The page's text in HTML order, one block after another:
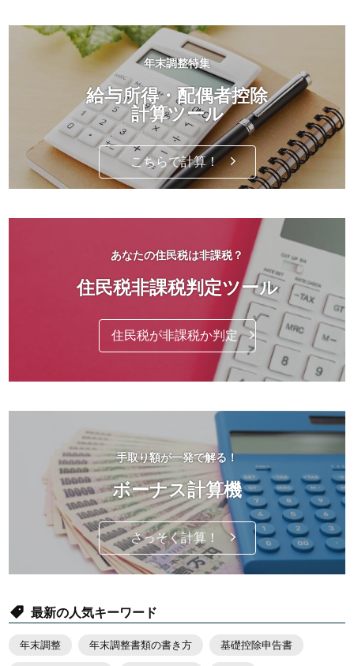
年末調整特集
給与所得・配偶者控除
計算ツール
こちらで計算！
あなたの住民税は非課税？
住民税非課税判定ツール
住民税が非課税か判定
手取り額が一発で解る！
ボーナス計算機
さっそく計算！
最新の人気キーワード
年末調整 年末調整書類の書き方 基礎控除申告書